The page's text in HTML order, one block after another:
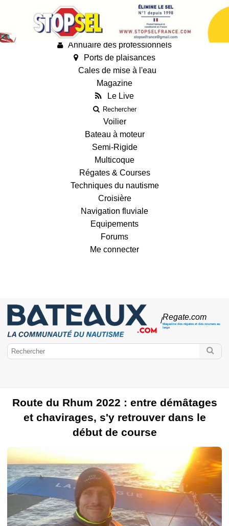
Fiches techniques des bateaux
Annuaire des professionnels
Ports de plaisances
Cales de mise à l'eau
Magazine
Le Live
Rechercher
Voilier
Bateau à moteur
Semi-Rigide
Multicoque
Régates & Courses
Techniques du nautisme
Croisière
Navigation fluviale
Equipements
Forums
Me connecter
/Regate.com
Magazine des régates et des courses au
large
Bateaux.com
Route du Rhum Navigateurs
Multi50
Route du Rhum 2022 : entre démâtages
et chavirages, s'y retrouver dans le
début de course